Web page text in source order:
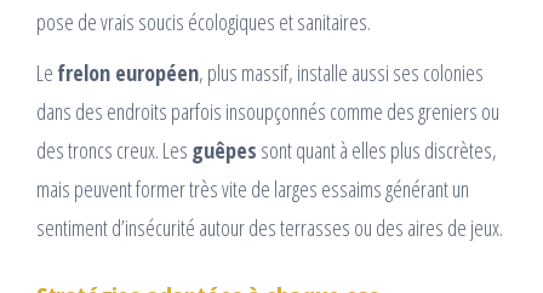
pose de vrais soucis écologiques et sanitaires.
Le frelon européen, plus massif, installe aussi ses colonies
dans des endroits parfois insoupçonnés comme des greniers ou
des troncs creux. Les guêpes sont quant à elles plus discrètes,
mais peuvent former très vite de larges essaims générant un
sentiment d’insécurité autour des terrasses ou des aires de jeux.